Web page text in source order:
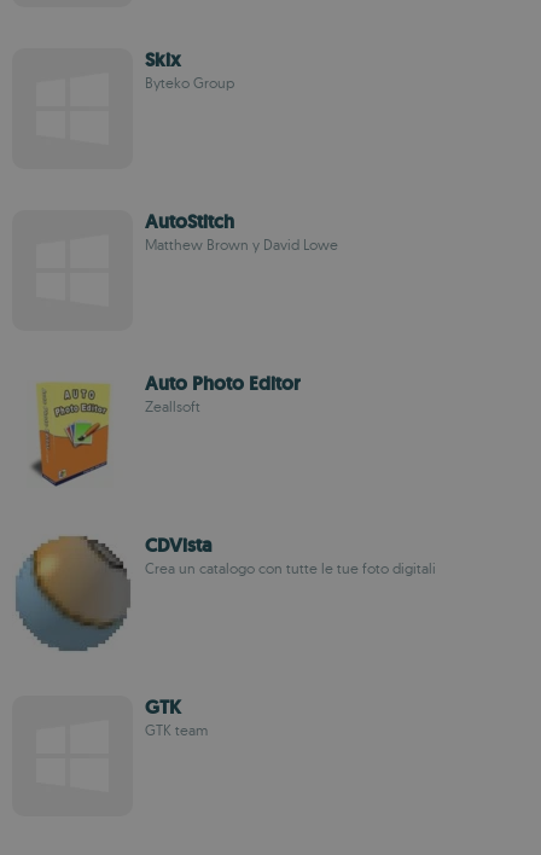
Skix
Byteko Group
AutoStitch
Matthew Brown y David Lowe
Auto Photo Editor
Zeallsoft
CDVista
Crea un catalogo con tutte le tue foto digitali
GTK
GTK team